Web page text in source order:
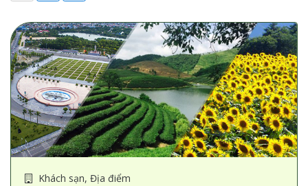
Khách sạn, Địa điểm